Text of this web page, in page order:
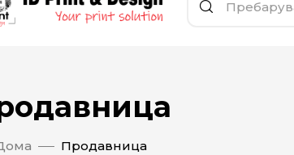
Продавница